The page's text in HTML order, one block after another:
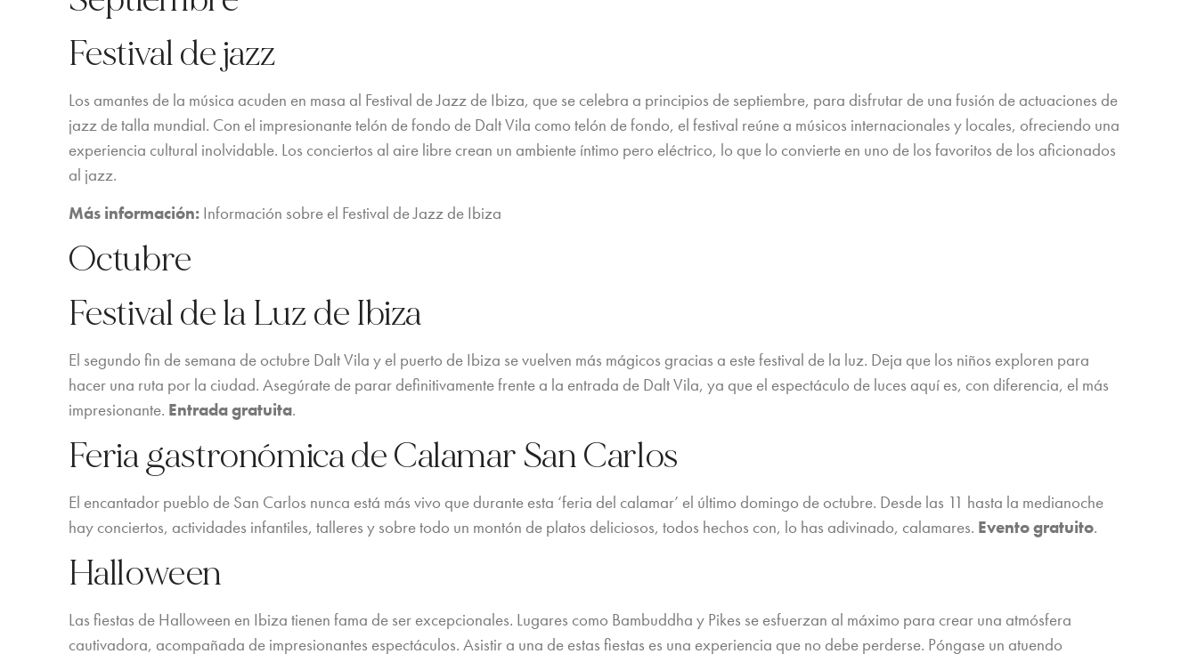
Festival de jazz
Los amantes de la música acuden en masa al Festival de Jazz de Ibiza, que se celebra a principios de septiembre, para disfrutar de una fusión de actuaciones de
jazz de talla mundial. Con el impresionante telón de fondo de Dalt Vila como telón de fondo, el festival reúne a músicos internacionales y locales, ofreciendo una
experiencia cultural inolvidable. Los conciertos al aire libre crean un ambiente íntimo pero eléctrico, lo que lo convierte en uno de los favoritos de los aficionados
al jazz.
Más información:Información sobre el Festival de Jazz de Ibiza
Octubre
Festival de la Luz de Ibiza
El segundo fin de semana de octubre Dalt Vila y el puerto de Ibiza se vuelven más mágicos gracias a este festival de la luz. Deja que los niños exploren para
hacer una ruta por la ciudad. Asegúrate de parar definitivamente frente a la entrada de Dalt Vila, ya que el espectáculo de luces aquí es, con diferencia, el más
impresionante. Entrada gratuita.
Feria gastronómica de Calamar San Carlos
El encantador pueblo de San Carlos nunca está más vivo que durante esta ‘feria del calamar’ el último domingo de octubre. Desde las 11 hasta la medianoche
hay conciertos, actividades infantiles, talleres y sobre todo un montón de platos deliciosos, todos hechos con, lo has adivinado, calamares. Evento gratuito.
Halloween
Las fiestas de Halloween en Ibiza tienen fama de ser excepcionales. Lugares como Bambuddha y Pikes se esfuerzan al máximo para crear una atmósfera
cautivadora, acompañada de impresionantes espectáculos. Asistir a una de estas fiestas es una experiencia que no debe perderse. Póngase un atuendo